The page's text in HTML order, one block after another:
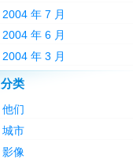
2004 年 7 月
2004 年 6 月
2004 年 3 月
分类
他们
城市
影像